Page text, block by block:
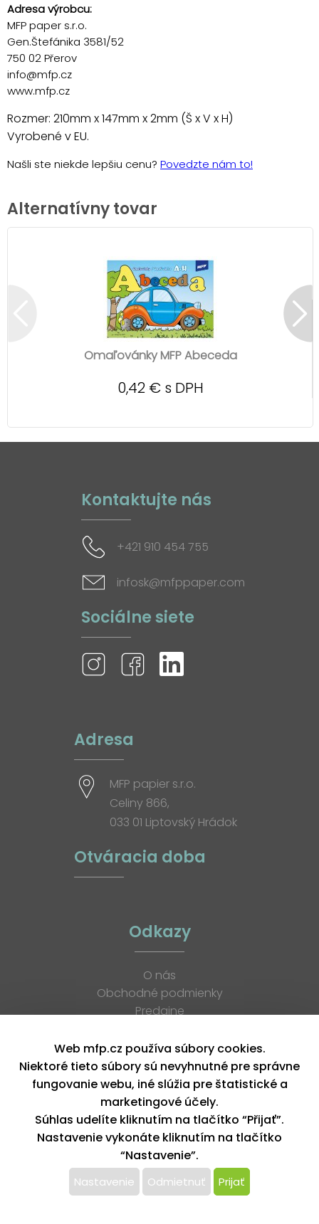
Adresa výrobcu:
MFP paper s.r.o.
Gen.Štefánika 3581/52
750 02 Přerov
info@mfp.cz
www.mfp.cz
Rozmer: 210mm x 147mm x 2mm (Š x V x H)
Vyrobené v EU.
Našli ste niekde lepšiu cenu? Povedzte nám to!
Alternatívny tovar
Omaľovánky MFP Abeceda
0,42 € s DPH
Kontaktujte nás
+421 910 454 755
infosk@mfppaper.com
Sociálne siete
Adresa
MFP papier s.r.o.
Celiny 866,
033 01 Liptovský Hrádok
Otváracia doba
Odkazy
O nás
Obchodné podmienky
Predajne
K stiahnutiu
Blog
Kontakt
Kariéra
XML feed
Copyright © 2026, MFP paper s. r. o. | Všetky práva vyhradené
design by MFP
Tento web používa k poskytovaniu služieb,
Web mfp.cz používa súbory cookies.
Niektoré tieto súbory sú nevyhnutné pre správne
fungovanie webu, iné slúžia pre štatistické a
marketingové účely.
Súhlas udelíte kliknutím na tlačítko “Přijať”.
Nastavenie vykonáte kliknutím na tlačítko
“Nastavenie”.
Nastavenie Odmietnuť Prijať